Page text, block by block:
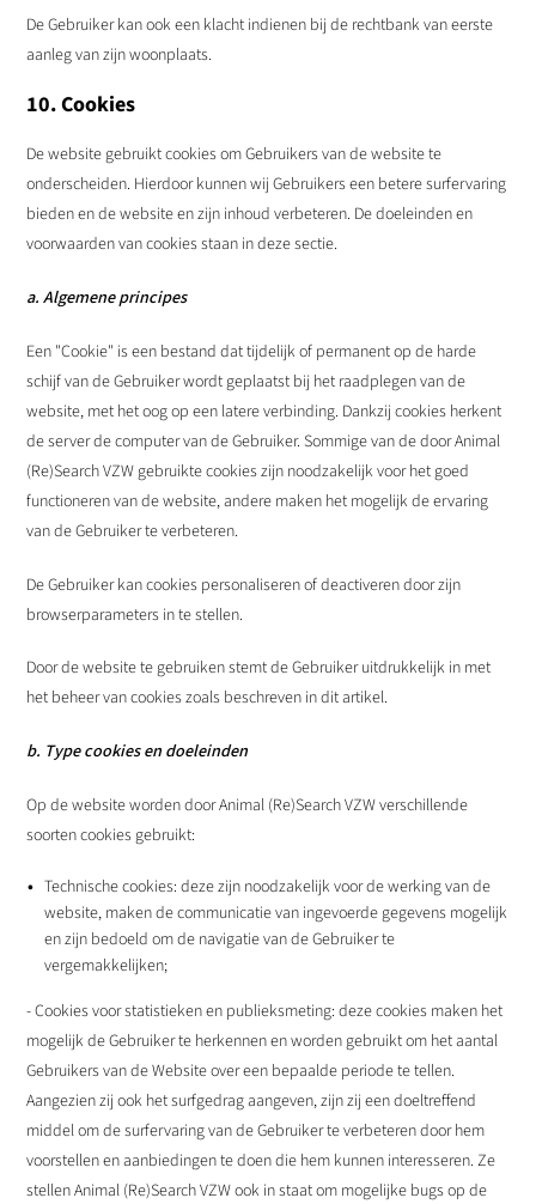
De Gebruiker kan ook een klacht indienen bij de rechtbank van eerste
aanleg van zijn woonplaats.
10. Cookies
De website gebruikt cookies om Gebruikers van de website te
onderscheiden. Hierdoor kunnen wij Gebruikers een betere surfervaring
bieden en de website en zijn inhoud verbeteren. De doeleinden en
voorwaarden van cookies staan in deze sectie.
a. Algemene principes
Een "Cookie" is een bestand dat tijdelijk of permanent op de harde
schijf van de Gebruiker wordt geplaatst bij het raadplegen van de
website, met het oog op een latere verbinding. Dankzij cookies herkent
de server de computer van de Gebruiker. Sommige van de door Animal
(Re)Search VZW gebruikte cookies zijn noodzakelijk voor het goed
functioneren van de website, andere maken het mogelijk de ervaring
van de Gebruiker te verbeteren.
De Gebruiker kan cookies personaliseren of deactiveren door zijn
browserparameters in te stellen.
Door de website te gebruiken stemt de Gebruiker uitdrukkelijk in met
het beheer van cookies zoals beschreven in dit artikel.
b. Type cookies en doeleinden
Op de website worden door Animal (Re)Search VZW verschillende
soorten cookies gebruikt:
Technische cookies: deze zijn noodzakelijk voor de werking van de
website, maken de communicatie van ingevoerde gegevens mogelijk
en zijn bedoeld om de navigatie van de Gebruiker te
vergemakkelijken;
- Cookies voor statistieken en publieksmeting: deze cookies maken het
mogelijk de Gebruiker te herkennen en worden gebruikt om het aantal
Gebruikers van de Website over een bepaalde periode te tellen.
Aangezien zij ook het surfgedrag aangeven, zijn zij een doeltreffend
middel om de surfervaring van de Gebruiker te verbeteren door hem
voorstellen en aanbiedingen te doen die hem kunnen interesseren. Ze
stellen Animal (Re)Search VZW ook in staat om mogelijke bugs op de